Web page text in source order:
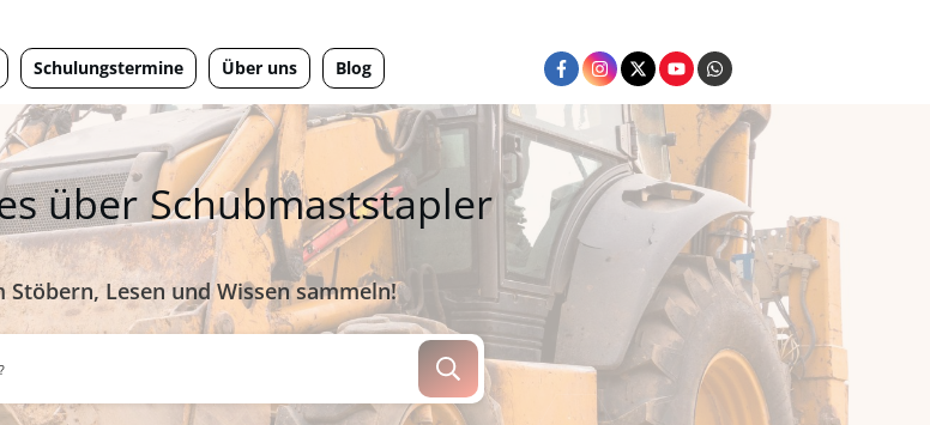
Schulungstermine Über uns Blog
über Schubmaststapler
Stöbern, Lesen und Wissen sammeln!